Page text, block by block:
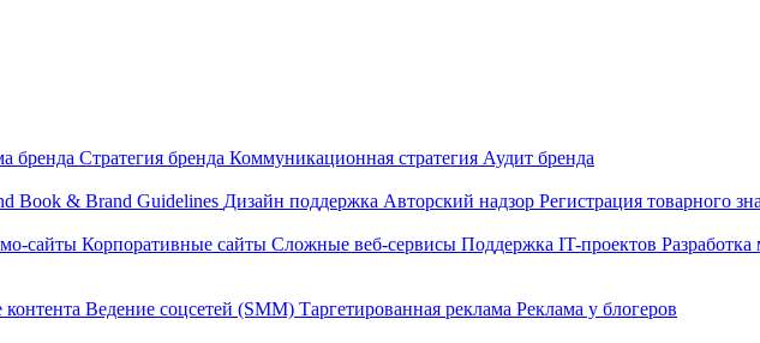
бренда Стратегия бренда Коммуникационная стратегия Аудит бренда
Book & Brand Guidelines Дизайн поддержка Авторский надзор Регистрация товарного
сайты Корпоративные сайты Сложные веб-сервисы Поддержка IT-проектов
Ведение соцсетей (SMM) Таргетированная реклама Реклама у блогеров